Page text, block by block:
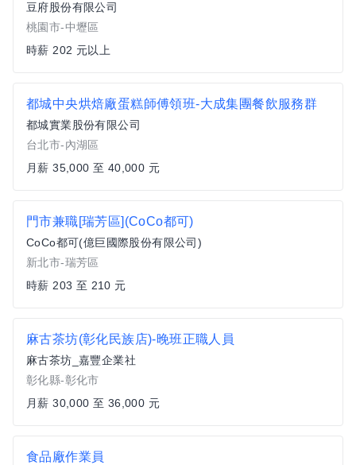
豆府股份有限公司
桃園市-中壢區
時薪 202 元以上
都城中央烘焙廠蛋糕師傅領班-大成集團餐飲服務群
都城實業股份有限公司
台北市-內湖區
月薪 35,000 至 40,000 元
門市兼職[瑞芳區](CoCo都可)
CoCo都可(億巨國際股份有限公司)
新北市-瑞芳區
時薪 203 至 210 元
麻古茶坊(彰化民族店)-晚班正職人員
麻古茶坊_嘉豐企業社
彰化縣-彰化市
月薪 30,000 至 36,000 元
食品廠作業員